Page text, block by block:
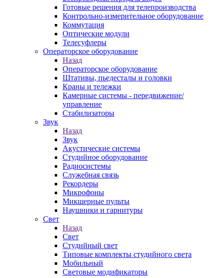
Готовые решения для телепроизводства
Контрольно-измерительное оборудование
Коммутация
Оптические модули
Телесуфлеры
Операторское оборудование
Назад
Операторское оборудование
Штативы, пьедесталы и головки
Краны и тележки
Камерные системы - передвижение/
управление
Стабилизаторы
Звук
Назад
Звук
Акустические системы
Студийное оборудование
Радиосистемы
Служебная связь
Рекордеры
Микрофоны
Микшерные пульты
Наушники и гарнитуры
Свет
Назад
Свет
Студийный свет
Типовые комплекты студийного света
Мобильный
Световые модификаторы